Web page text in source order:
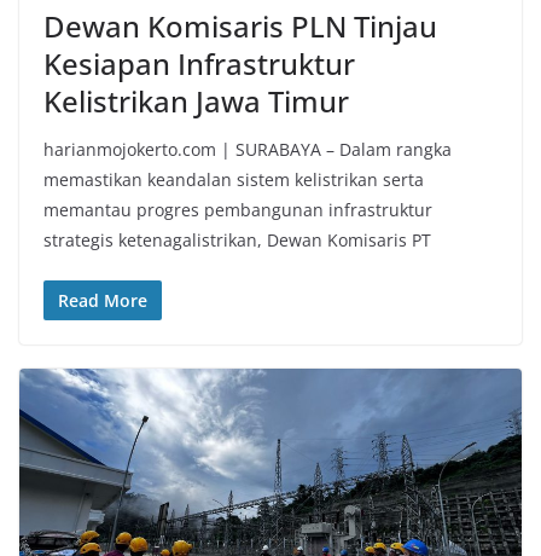
Dewan Komisaris PLN Tinjau
Kesiapan Infrastruktur
Kelistrikan Jawa Timur
harianmojokerto.com | SURABAYA – Dalam rangka
memastikan keandalan sistem kelistrikan serta
memantau progres pembangunan infrastruktur
strategis ketenagalistrikan, Dewan Komisaris PT
Read More